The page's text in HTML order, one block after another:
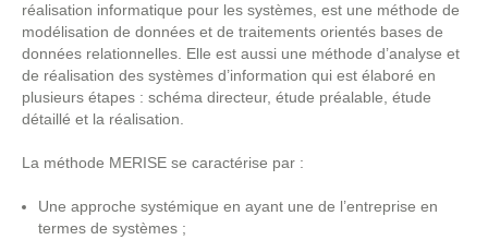
réalisation informatique pour les systèmes, est une méthode de
modélisation de données et de traitements orientés bases de
données relationnelles. Elle est aussi une méthode d’analyse et
de réalisation des systèmes d’information qui est élaboré en
plusieurs étapes : schéma directeur, étude préalable, étude
détaillé et la réalisation.
La méthode MERISE se caractérise par :
Une approche systémique en ayant une de l’entreprise en
termes de systèmes ;